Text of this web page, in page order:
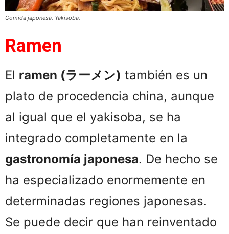
Comida japonesa. Yakisoba.
Ramen
El ramen (ラーメン) también es un
plato de procedencia china, aunque
al igual que el yakisoba, se ha
integrado completamente en la
gastronomía japonesa. De hecho se
ha especializado enormemente en
determinadas regiones japonesas.
Se puede decir que han reinventado